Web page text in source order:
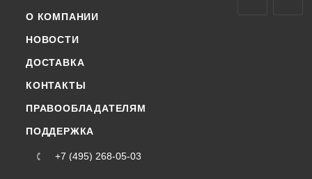
О КОМПАНИИ
НОВОСТИ
ДОСТАВКА
КОНТАКТЫ
ПРАВООБЛАДАТЕЛЯМ
ПОДДЕРЖКА
+7 (495) 268-05-03